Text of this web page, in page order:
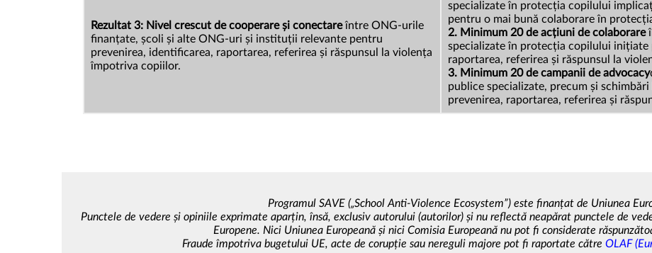
Rezultat 3: Nivel crescut de cooperare și conectareîntre ONG-urile
finanțate, școli și alte ONG-uri și instituții relevante pentru
prevenirea, identificarea, raportarea, referirea și răspunsul la violența
împotriva copiilor.
specializate în protecția copilului
pentru o mai bună colaborare în
2. Minimum 20 de acțiuni de colaborare
specializate în protecția copilului inițiate
raportarea, referirea și răspunsul la
3. Minimum 20 de campanii de advocacy
publice specializate, precum și
prevenirea, raportarea, referirea și
Programul SAVE („School Anti-Violence Ecosystem”) este finanțat de Uniunea
Punctele de vedere și opiniile exprimate aparțin, însă, exclusiv autorului (autorilor) și nu reflectă neapărat punctele de
Europene. Nici Uniunea Europeană și nici Comisia Europeană nu pot fi considerate
Fraude împotriva bugetului UE, acte de corupție sau nereguli majore pot fi raportate către OLAF